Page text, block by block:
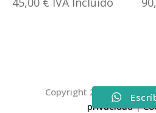
Copyright 2026 | Aviso
privacidad|